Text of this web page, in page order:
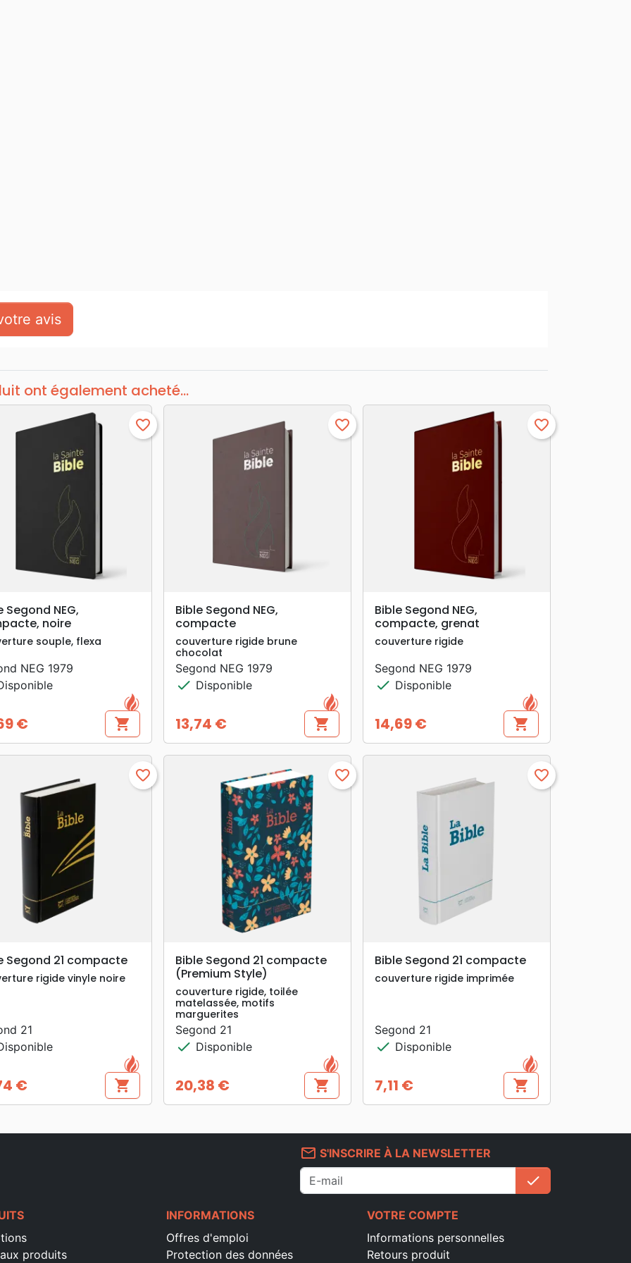
avis
ont également acheté...
search APERÇU RAPIDE
favorite_border
Segond NEG,
noire
souple, flexa
NEG 1979
€ shopping_cart
search APERÇU RAPIDE
favorite_border
Bible Segond NEG,
compacte
couverture rigide brune
chocolat
Segond NEG 1979
check Disponible
Prix
13,74 € shopping_cart
search APERÇU RAPIDE
favorite_border
Bible Segond NEG,
compacte, grenat
couverture rigide
Segond NEG 1979
check Disponible
Prix
14,69 € shopping_cart
search APERÇU RAPIDE
favorite_border
Segond 21 compacte
rigide vinyle noire
21
€ shopping_cart
search APERÇU RAPIDE
favorite_border
Bible Segond 21 compacte
(Premium Style)
couverture rigide, toilée
matelassée, motifs
marguerites
Segond 21
check Disponible
Prix
20,38 € shopping_cart
search APERÇU RAPIDE
favorite_border
Bible Segond 21 compacte
couverture rigide imprimée
Segond 21
check Disponible
Prix
7,11 € shopping_cart
mail_outline S'INSCRIRE À LA NEWSLETTER
check
produits
INFORMATIONS
Offres d'emploi
Protection des données
VOTRE COMPTE
Informations personnelles
Retours produit